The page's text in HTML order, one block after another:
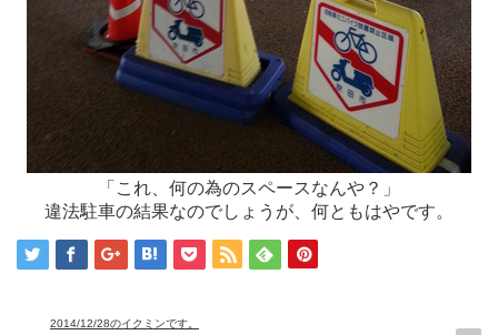
「これ、何の為のスペースなんや？」
違法駐車の結果なのでしょうが、何ともはやです。
2014/12/28のイクミンです。